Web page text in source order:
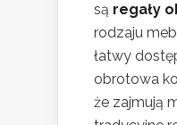
są regały
rodzaju
łatwy
obrotowa
że zajmują